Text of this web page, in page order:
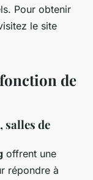
Pour obtenir
le site
de
salles de
offrent une
répondre à